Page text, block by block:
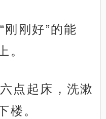
刚刚好”的能
。
点起床，洗漱
楼。